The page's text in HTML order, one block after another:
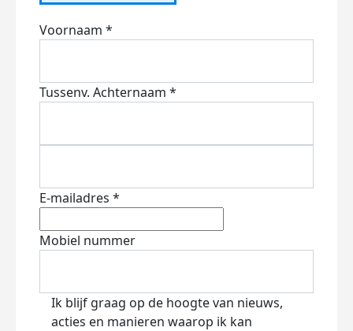
Voornaam *
Tussenv. Achternaam *
E-mailadres *
Mobiel nummer
Ik blijf graag op de hoogte van nieuws,
acties en manieren waarop ik kan